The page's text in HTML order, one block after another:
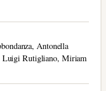
Antonella
Luigi Rutigliano, Miriam